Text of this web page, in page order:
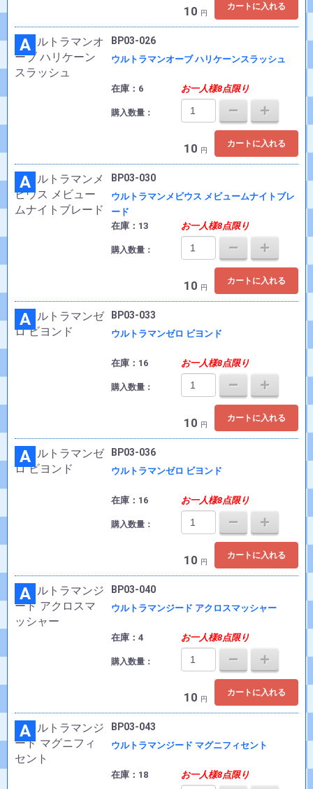
10 円
カートに入れる
A BP03-026
ウルトラマンオーブ ハリケーンスラッシュ
在庫：6 お一人様8点限り
購入数量：
10 円
カートに入れる
A BP03-030
ウルトラマンメビウス メビュームナイトブレ
ード
在庫：13
お一人様8点限り
購入数量：
10 円
カートに入れる
A BP03-033
ウルトラマンゼロ ビヨンド
在庫：16 お一人様8点限り
購入数量：
10 円
カートに入れる
A BP03-036
ウルトラマンゼロ ビヨンド
在庫：16 お一人様8点限り
購入数量：
10 円
カートに入れる
A BP03-040
ウルトラマンジード アクロスマッシャー
在庫：4 お一人様8点限り
購入数量：
10 円
カートに入れる
A BP03-043
ウルトラマンジード マグニフィセント
在庫：18 お一人様8点限り